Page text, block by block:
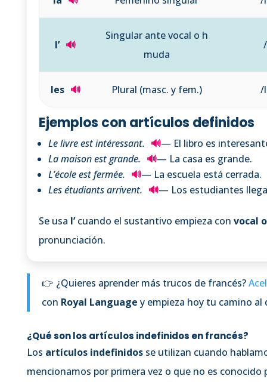
l’ 🔊
Singular ante vocal o h
muda
les 🔊 Plural (masc. y fem.) /
Ejemplos con artículos definidos
Le livre est intéressant. 🔊— El libro es
La maison est grande. 🔊— La casa es grande.
L’école est fermée. 🔊— La escuela está cerrada.
Les étudiants arrivent. 🔊— Los estudiantes
Se usa l’cuando el sustantivo empieza con vocal
pronunciación.
👉 ¿Quieres aprender más trucos de francés?
con Royal Language y empieza hoy tu camino
¿Qué son los artículos indefinidos en francés?
Los artículos indefinidosse utilizan cuando
mencionamos por primera vez o que no es conocido